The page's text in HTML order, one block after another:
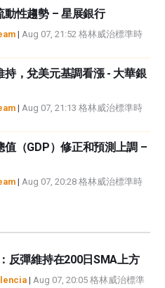
動性趨勢 – 星展銀行
| Aug 07, 21:52 格林威治標準時
持，兌美元基調看漲 - 大華銀
| Aug 07, 21:13 格林威治標準時
值（GDP）修正和預測上調 –
| Aug 07, 20:28 格林威治標準時
反彈維持在200日SMA上方
| Aug 07, 20:05 格林威治標準